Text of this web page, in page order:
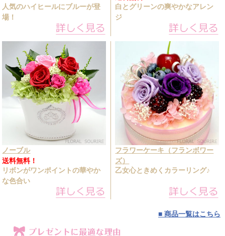
人気のハイヒールにブルーが登
場！
白とグリーンの爽やかなアレン
ジ
ノーブル
送料無料！
リボンがワンポイントの華やか
な色合い
フラワーケーキ（フランボワー
ズ）
乙女心ときめくカラーリング♪
■ 商品一覧はこちら